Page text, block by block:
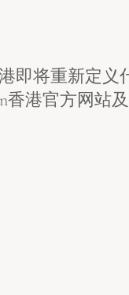
即将重新定
香港官方网